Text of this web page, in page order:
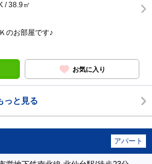
/ 38.9㎡
のお部屋です♪
お気に入り
っと見る
アパート